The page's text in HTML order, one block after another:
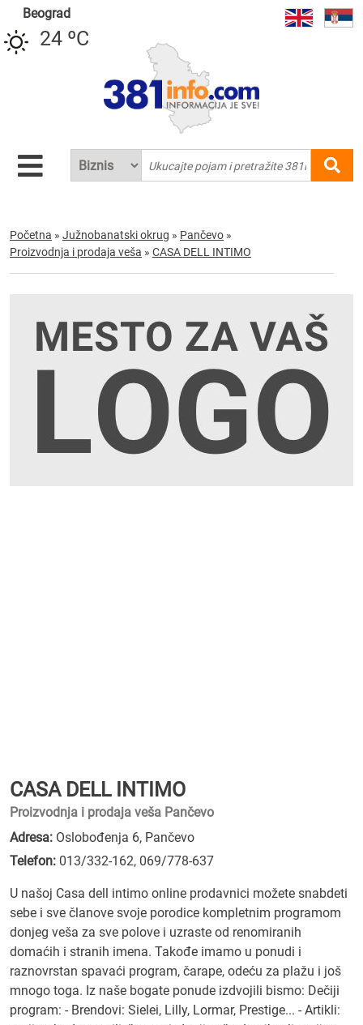
Beograd
24 ºC
Početna » Južnobanatski okrug » Pančevo »
Proizvodnja i prodaja veša » CASA DELL INTIMO
CASA DELL INTIMO
Proizvodnja i prodaja veša Pančevo
Adresa: Oslobođenja 6, Pančevo
Telefon: 013/332-162, 069/778-637
U našoj Casa dell intimo online prodavnici možete snabdeti
sebe i sve članove svoje porodice kompletnim programom
donjeg veša za sve polove i uzraste od renomiranih
domaćih i stranih imena. Takođe imamo u ponudi i
raznovrstan spavaći program, čarape, odeću za plažu i još
mnogo toga. Iz naše bogate ponude izdvojili bismo: Dečiji
program: - Brendovi: Sielei, Lilly, Lormar, Prestige... - Artikli: